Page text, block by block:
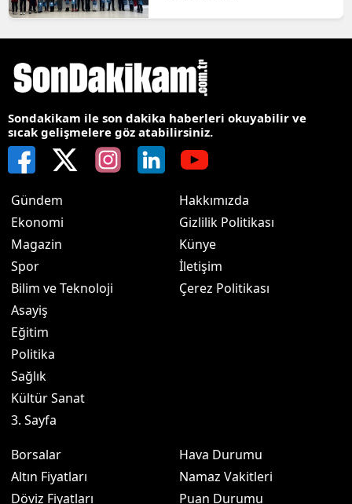
Sondakikam ile son dakika haberleri okuyabilir ve
sıcak gelişmelere göz atabilirsiniz.
Gündem
Ekonomi
Magazin
Spor
Bilim ve Teknoloji
Asayiş
Eğitim
Politika
Sağlık
Kültür Sanat
3. Sayfa
Hakkımızda
Gizlilik Politikası
Künye
İletişim
Çerez Politikası
Borsalar
Altın Fiyatları
Döviz Fiyatları
Hava Durumu
Namaz Vakitleri
Puan Durumu